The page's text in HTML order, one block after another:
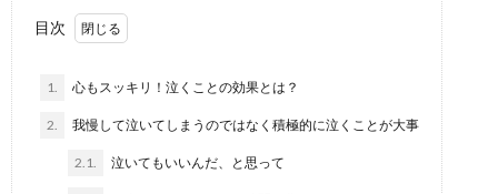
目次
1. 心もスッキリ！泣くことの効果とは？
2. 我慢して泣いてしまうのではなく積極的に泣くことが大事
2.1. 泣いてもいいんだ、と思って